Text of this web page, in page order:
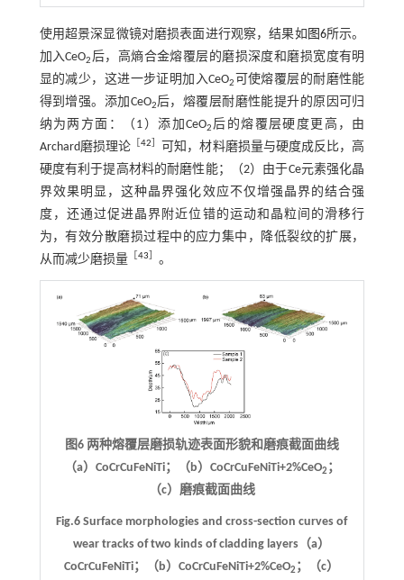
使用超景深显微镜对磨损表面进行观察，结果如 图6所示。
加入CeO2后，高熵合金熔覆层的磨损深度和磨损宽度有明
显的减少，这进一步证明加入CeO2 可使熔覆层的耐磨性能
得到增强。添加CeO2后，熔覆层耐磨性能提升的原因可归
纳为两方面：（1）添加CeO2后的熔覆层硬度更高，由
Archard磨损理论［42 ］可知，材料磨损量与硬度成反比，高
硬度有利于提高材料的耐磨性能；（2）由于Ce元素强化晶
界效果明显，这种晶界强化效应不仅增强晶界的结合强
度，还通过促进晶界附近位错的运动和晶粒间的滑移行
为，有效分散磨损过程中的应力集中，降低裂纹的扩展，
从而减少磨损量［ 43 。
图6 两种熔覆层磨损轨迹表面形貌和磨痕截面曲线
（a）CoCrCuFeNiTi；（b）CoCrCuFeNiTi+2%CeO2；
（c）磨痕截面曲线
Fig.6 Surface morphologies and cross-section curves of
wear tracks of two kinds of cladding layers（a）
CoCrCuFeNiTi；（b）CoCrCuFeNiTi+2%CeO2；（c）